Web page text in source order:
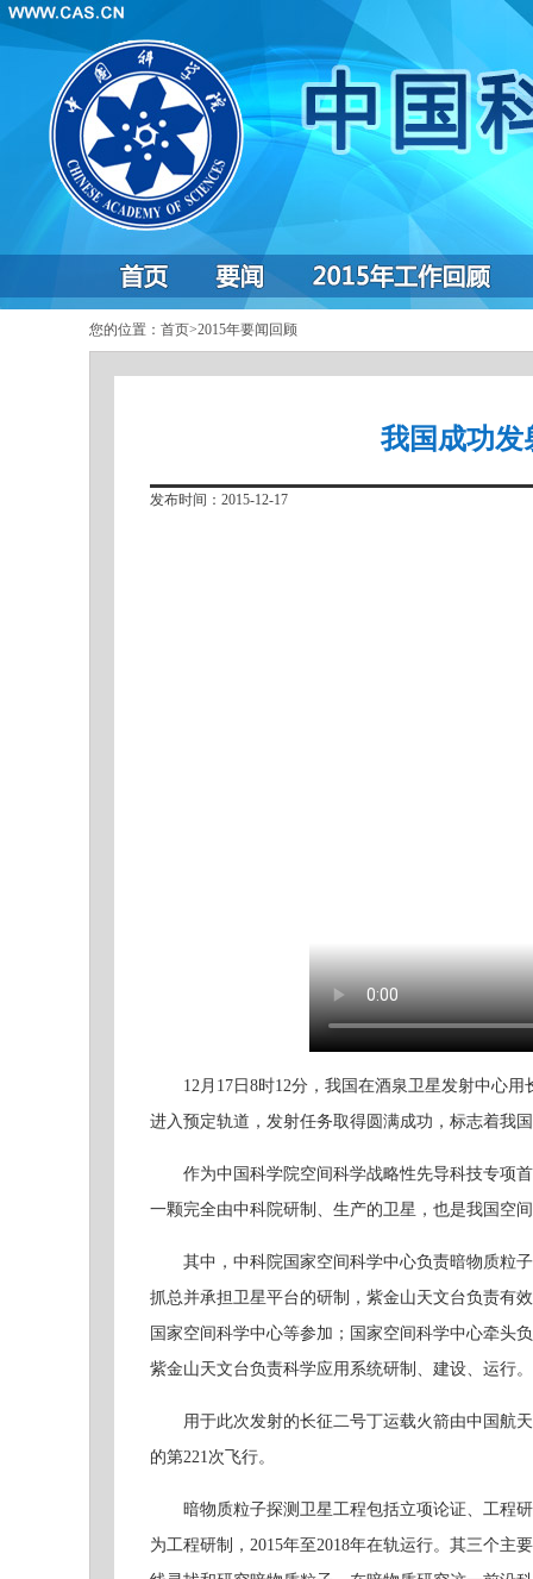
您的位置：首页>2015年要闻回顾
我国成功发
发布时间：2015-12-17
12月17日8时12分，我国在酒泉卫星发射中心用
进入预定轨道，发射任务取得圆满成功，标志着我
作为中国科学院空间科学战略性先导科技专项首
一颗完全由中科院研制、生产的卫星，也是我国空
其中，中科院国家空间科学中心负责暗物质粒子
抓总并承担卫星平台的研制，紫金山天文台负责有
国家空间科学中心等参加；国家空间科学中心牵头
紫金山天文台负责科学应用系统研制、建设、运行。
用于此次发射的长征二号丁运载火箭由中国航天
的第221次飞行。
暗物质粒子探测卫星工程包括立项论证、工程研
为工程研制，2015年至2018年在轨运行。其三个主